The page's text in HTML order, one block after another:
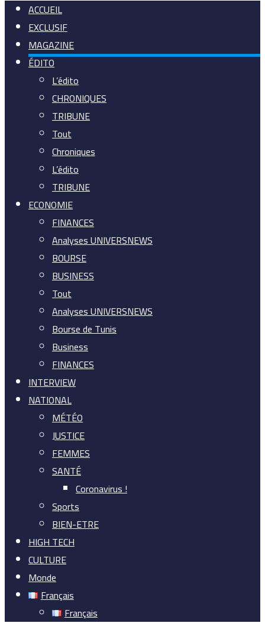
ACCUEIL
EXCLUSIF
MAGAZINE
ÉDITO
L’édito
CHRONIQUES
TRIBUNE
Tout
Chroniques
L’édito
TRIBUNE
ECONOMIE
FINANCES
Analyses UNIVERSNEWS
BOURSE
BUSINESS
Tout
Analyses UNIVERSNEWS
Bourse de Tunis
Business
FINANCES
INTERVIEW
NATIONAL
MÉTÉO
JUSTICE
FEMMES
SANTÉ
Coronavirus !
Sports
BIEN-ETRE
HIGH TECH
CULTURE
Monde
Français
Français